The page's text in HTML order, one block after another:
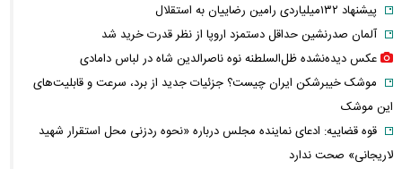
پیشنهاد ۱۳۲میلیاردی رامین رضاییان به استقلال
آلمان صدرنشین حداقل دستمزد اروپا از نظر قدرت خرید شد
عکس دیده‌نشده ظل‌السلطنه نوه ناصرالدین شاه در لباس دامادی
موشک خیبرشکن ایران چیست؟ جزئیات جدید از برد، سرعت و قابلیت‌های
این موشک
قوه قضاییه: ادعای نماینده مجلس درباره «نحوه ردزنی محل استقرار شهید
لاریجانی» صحت ندارد